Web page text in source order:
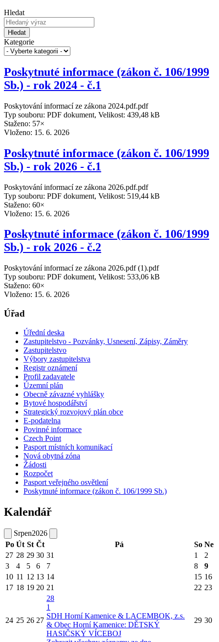
Hledat
Hledat
Kategorie
Poskytnuté informace (zákon č. 106/1999
Sb.) - rok 2024 - č.1
Poskytování informací ze zákona 2024.pdf.pdf
Typ souboru: PDF dokument, Velikost: 439,48 kB
Staženo: 57×
Vloženo: 15. 6. 2026
Poskytnuté informace (zákon č. 106/1999
Sb.) - rok 2026 - č.1
Poskytování informací ze zákona 2026.pdf.pdf
Typ souboru: PDF dokument, Velikost: 519,44 kB
Staženo: 60×
Vloženo: 15. 6. 2026
Poskytnuté informace (zákon č. 106/1999
Sb.) - rok 2026 - č.2
Poskytování informací ze zákona 2026.pdf (1).pdf
Typ souboru: PDF dokument, Velikost: 533,06 kB
Staženo: 60×
Vloženo: 15. 6. 2026
Úřad
Úřední deska
Zastupitelstvo - Pozvánky, Usnesení, Zápisy, Záměry
Zastupitelstvo
Výbory zastupitelstva
Registr oznámení
Profil zadavatele
Územní plán
Obecně závazné vyhlášky
Bytové hospodářství
Strategický rozvojový plán obce
E-podatelna
Povinné informace
Czech Point
Pasport místních komunikací
Nová obytná zóna
Žádosti
Rozpočet
Pasport veřejného osvětlení
Poskytnuté informace (zákon č. 106/1999 Sb.)
Kalendář
Srpen2026
Po Út St Čt Pá So Ne
27 28 29 30 31 1
2
3
4 5 6 7 8
9
10 11 12 13 14 15 16
17 18 19 20 21 22 23
24 25 26 27
28
1
SDH Horní Kamenice & LACEMBOK, z.s.
& Obec Horní Kamenice: DĚTSKÝ
HASIČSKÝ VÍCEBOJ
29 30